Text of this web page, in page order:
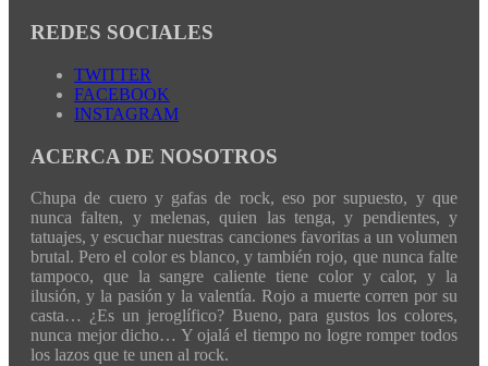
REDES SOCIALES
TWITTER
FACEBOOK
INSTAGRAM
ACERCA DE NOSOTROS
Chupa de cuero y gafas de rock, eso por supuesto, y que
nunca falten, y melenas, quien las tenga, y pendientes, y
tatuajes, y escuchar nuestras canciones favoritas a un volumen
brutal. Pero el color es blanco, y también rojo, que nunca falte
tampoco, que la sangre caliente tiene color y calor, y la
ilusión, y la pasión y la valentía. Rojo a muerte corren por su
casta… ¿Es un jeroglífico? Bueno, para gustos los colores,
nunca mejor dicho… Y ojalá el tiempo no logre romper todos
los lazos que te unen al rock.